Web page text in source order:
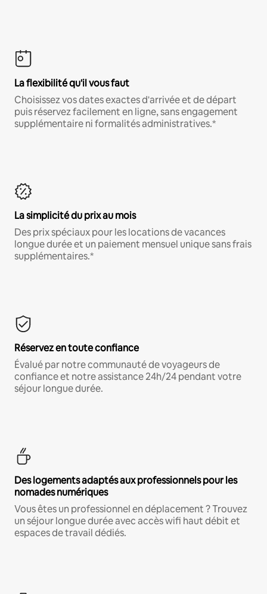
La flexibilité qu'il vous faut
Choisissez vos dates exactes d'arrivée et de départ
puis réservez facilement en ligne, sans engagement
supplémentaire ni formalités administratives.*
La simplicité du prix au mois
Des prix spéciaux pour les locations de vacances
longue durée et un paiement mensuel unique sans frais
supplémentaires.*
Réservez en toute confiance
Évalué par notre communauté de voyageurs de
confiance et notre assistance 24h/24 pendant votre
séjour longue durée.
Des logements adaptés aux professionnels pour les
nomades numériques
Vous êtes un professionnel en déplacement ? Trouvez
un séjour longue durée avec accès wifi haut débit et
espaces de travail dédiés.